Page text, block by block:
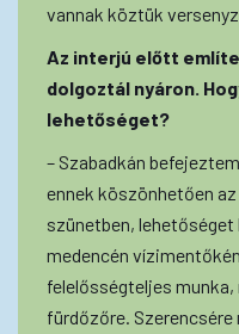
vannak köztük
Az interjú előtt
dolgoztál nyáron.
lehetőséget?
– Szabadkán
ennek köszönhetően
szünetben,
medencén
felelősségteljes
fürdőzőre. Szerencsére